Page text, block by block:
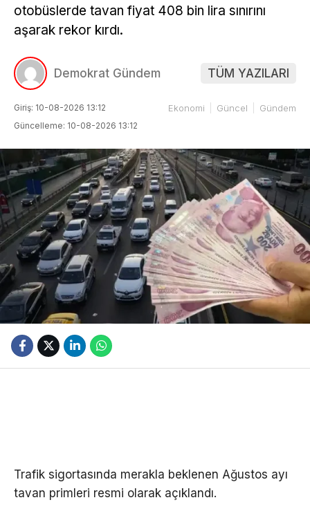
otobüslerde tavan fiyat 408 bin lira sınırını
aşarak rekor kırdı.
Demokrat Gündem TÜM YAZILARI
Giriş: 10-08-2026 13:12
Güncelleme: 10-08-2026 13:12
Ekonomi Güncel Gündem
Trafik sigortasında merakla beklenen Ağustos ayı
tavan primleri resmi olarak açıklandı.